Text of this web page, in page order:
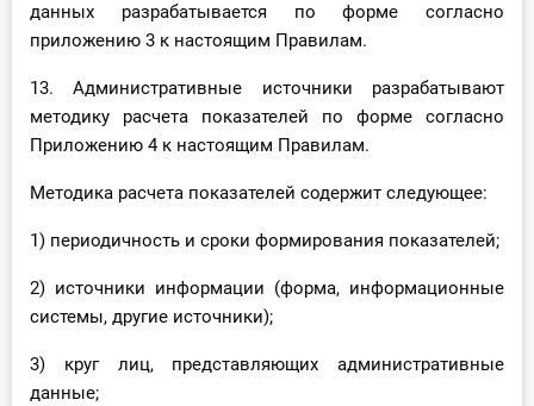
данных разрабатывается по форме согласно
приложению 3 к настоящим Правилам.
13. Административные источники разрабатывают
методику расчета показателей по форме согласно
Приложению 4 к настоящим Правилам.
Методика расчета показателей содержит следующее:
1) периодичность и сроки формирования показателей;
2) источники информации (форма, информационные
системы, другие источники);
3) круг лиц, представляющих административные
данные;